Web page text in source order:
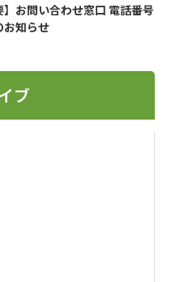
】お問い合わせ窓口 電話番号
お知らせ
ブ